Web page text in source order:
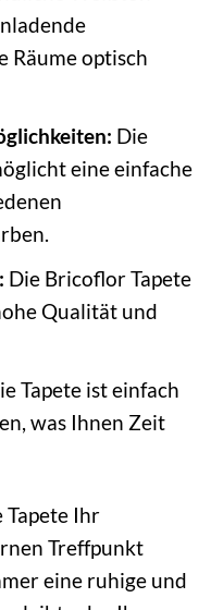
Räume optisch
Die
eine einfache
Die Bricoflor Tapete
Qualität und
Tapete ist einfach
was Ihnen Zeit
Tapete Ihr
Treffpunkt
eine ruhige und